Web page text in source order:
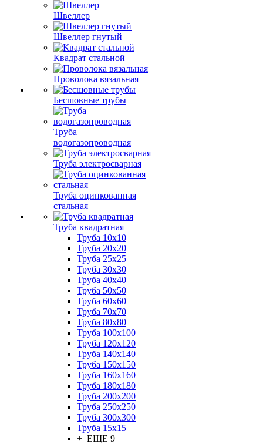
Швеллер
Швеллер гнутый
Квадрат стальной
Проволока вязальная
Бесшовные трубы
Труба
водогазопроводная
Труба электросварная
Труба оцинкованная
стальная
Труба квадратная
Труба 10x10
Труба 20x20
Труба 25x25
Труба 30x30
Труба 40x40
Труба 50x50
Труба 60x60
Труба 70x70
Труба 80x80
Труба 100x100
Труба 120x120
Труба 140x140
Труба 150x150
Труба 160x160
Труба 180x180
Труба 200x200
Труба 250x250
Труба 300x300
Труба 15x15
+ ЕЩЕ 9